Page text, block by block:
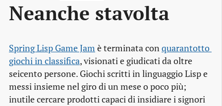
Neanche stavolta
Spring Lisp Game Jam è terminata conquarantotto
giochi in classifica, visionati e giudicati da oltre
seicento persone. Giochi scritti in linguaggio Lisp e
messi insieme nel giro di un mese o poco più;
inutile cercare prodotti capaci di insidiare i signori